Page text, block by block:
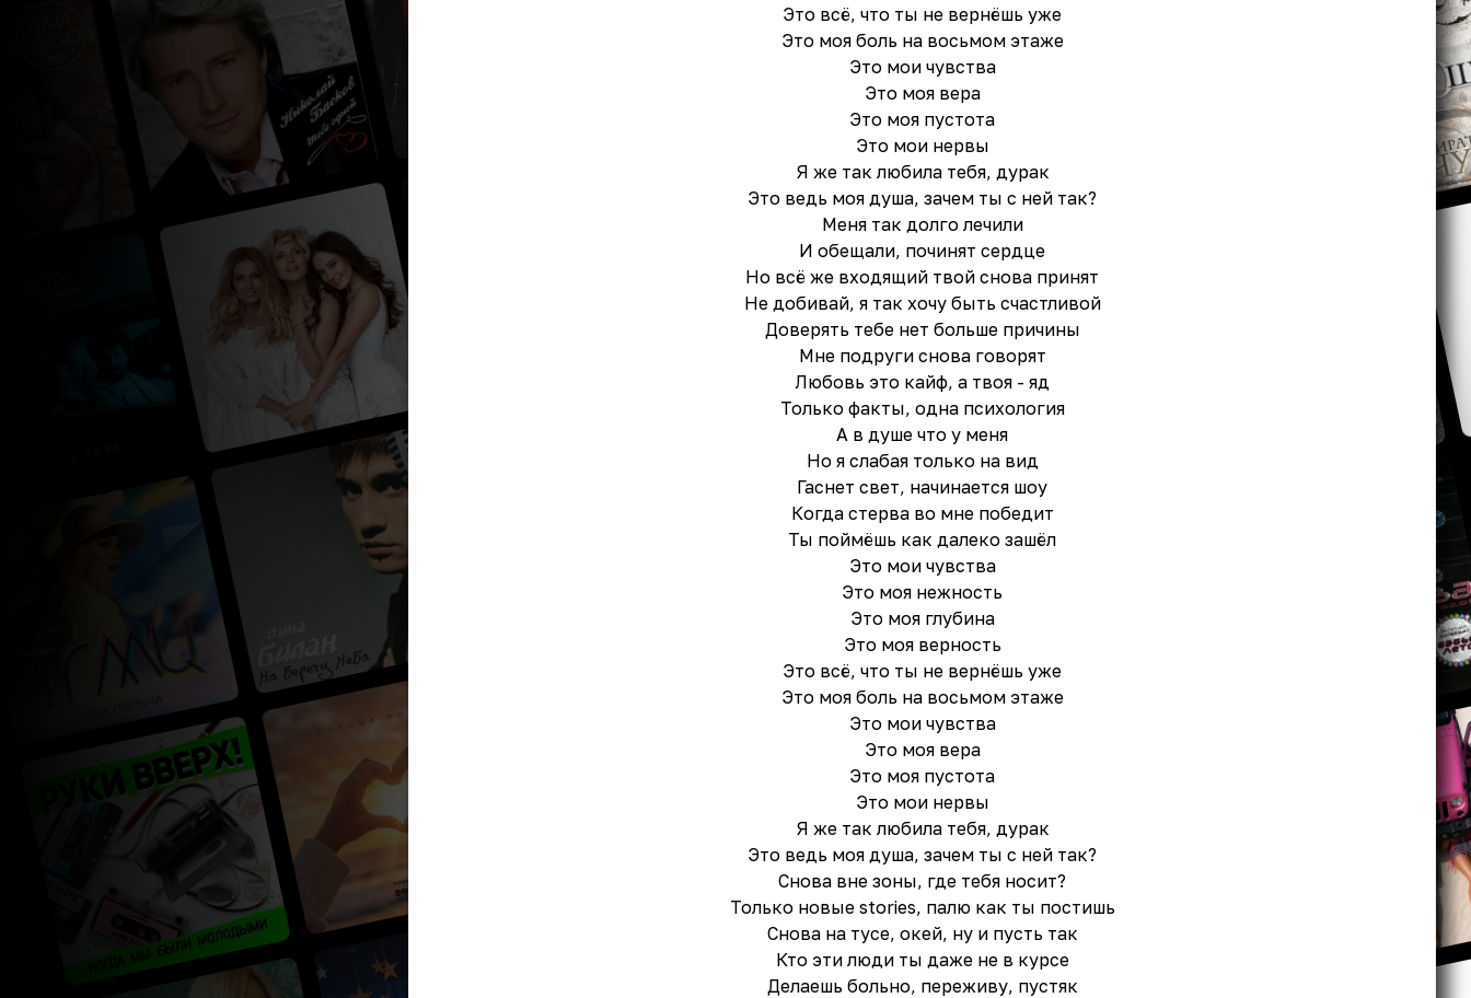
Это всё, что ты не вернёшь уже
Это моя боль на восьмом этаже
Это мои чувства
Это моя вера
Это моя пустота
Это мои нервы
Я же так любила тебя, дурак
Это ведь моя душа, зачем ты с ней так?
Меня так долго лечили
И обещали, починят сердце
Но всё же входящий твой снова принят
Не добивай, я так хочу быть счастливой
Доверять тебе нет больше причины
Мне подруги снова говорят
Любовь это кайф, а твоя - яд
Только факты, одна психология
А в душе что у меня
Но я слабая только на вид
Гаснет свет, начинается шоу
Когда стерва во мне победит
Ты поймёшь как далеко зашёл
Это мои чувства
Это моя нежность
Это моя глубина
Это моя верность
Это всё, что ты не вернёшь уже
Это моя боль на восьмом этаже
Это мои чувства
Это моя вера
Это моя пустота
Это мои нервы
Я же так любила тебя, дурак
Это ведь моя душа, зачем ты с ней так?
Снова вне зоны, где тебя носит?
Только новые stories, палю как ты постишь
Снова на тусе, окей, ну и пусть так
Кто эти люди ты даже не в курсе
Делаешь больно, переживу, пустяк